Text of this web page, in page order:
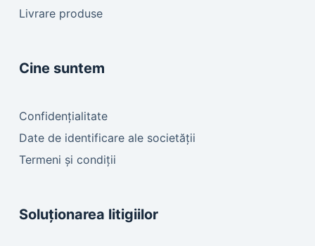
Livrare produse
Cine suntem
Confidențialitate
Date de identificare ale societății
Termeni și condiții
Soluționarea litigiilor